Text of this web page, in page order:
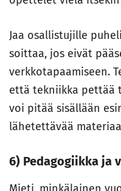
Jaa osallistujille
soittaa, jos eivät
verkkotapaamiseen.
että tekniikka pettää
voi pitää sisällään
lähetettävää
6) Pedagogiikka ja